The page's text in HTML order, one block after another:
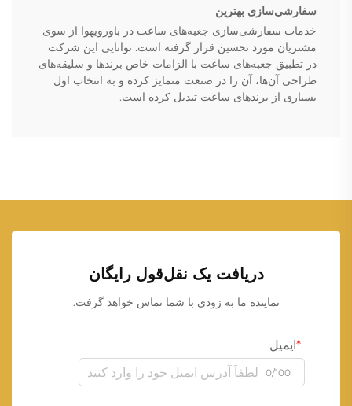
سفارشی‌سازی بهترین
خدمات سفارشی‌سازی جعبه‌های ساعت در باورویهوا از سوی
مشتریان مورد تحسین قرار گرفته است. توانایی این شرکت
در تطبیق جعبه‌های ساعت با الزامات خاص برندها و سلیقه‌های
طراحی آن‌ها، آن را در صنعت متمایز کرده و به انتخاب اول
بسیاری از برندهای ساعت تبدیل کرده است.
دریافت یک نقل‌قول رایگان
نماینده ما به زودی با شما تماس خواهد گرفت.
ایمیل
0/100